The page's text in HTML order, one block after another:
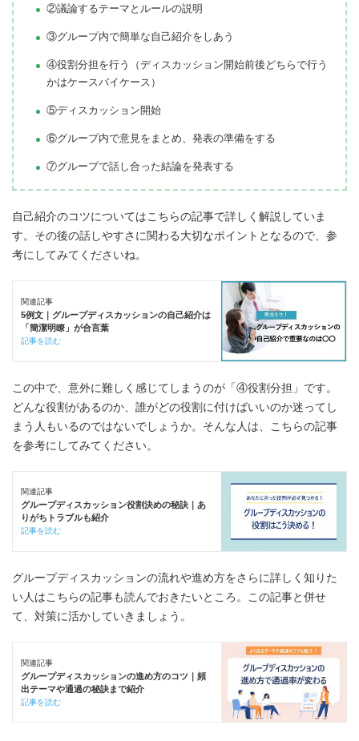
②議論するテーマとルールの説明
③グループ内で簡単な自己紹介をしあう
④役割分担を行う（ディスカッション開始前後どちらで行う
かはケースバイケース）
⑤ディスカッション開始
⑥グループ内で意見をまとめ、発表の準備をする
⑦グループで話し合った結論を発表する
自己紹介のコツについてはこちらの記事で詳しく解説していま
す。その後の話しやすさに関わる大切なポイントとなるので、参
考にしてみてくださいね。
関連記事
5例文｜グループディスカッションの自己紹介は
「簡潔明瞭」が合言葉
記事を読む
この中で、意外に難しく感じてしまうのが「④役割分担」です。
どんな役割があるのか、誰がどの役割に付けばいいのか迷ってし
まう人もいるのではないでしょうか。そんな人は、こちらの記事
を参考にしてみてください。
関連記事
グループディスカッション役割決めの秘訣｜あ
りがちトラブルも紹介
記事を読む
グループディスカッションの流れや進め方をさらに詳しく知りた
い人はこちらの記事も読んでおきたいところ。この記事と併せ
て、対策に活かしていきましょう。
関連記事
グループディスカッションの進め方のコツ｜頻
出テーマや通過の秘訣まで紹介
記事を読む